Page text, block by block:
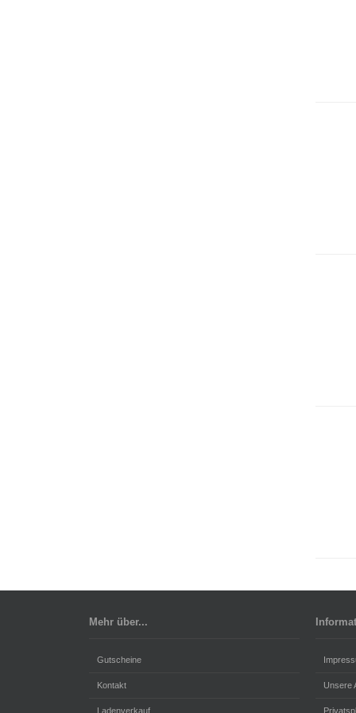
Mehr über...
Gutscheine
Kontakt
Ladenverkauf
Unsere